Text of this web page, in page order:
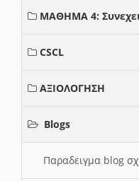
ΜΑΘΗΜΑ 4:
CSCL
ΑΞΙΟΛΟΓΗΣΗ
Blogs
Παραδειγμα blog